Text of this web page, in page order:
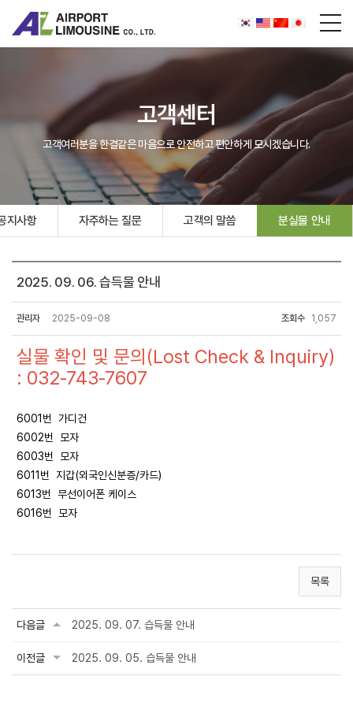
고객센터
고객여러분을 한결같은 마음으로 안전하고 편안하게 모시겠습니다.
지사항 자주하는 질문 고객의 말씀 분실물 안내
2025. 09. 06. 습득물 안내
관리자 2025-09-08 조회수 1,057
실물 확인 및 문의(Lost Check & Inquiry)
: 032-743-7607
6001번 가디건
6002번 모자
6003번 모자
6011번 지갑(외국인신분증/카드)
6013번 무선이어폰 케이스
6016번 모자
목록
다음글 2025. 09. 07. 습득물 안내
이전글 2025. 09. 05. 습득물 안내